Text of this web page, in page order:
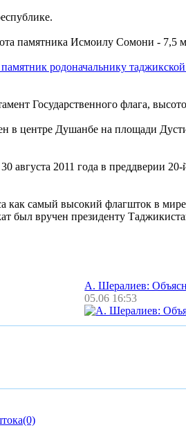
памятника Исмоилу Сомони - 7,5
Государственного флага,
центре Душанбе на площади
августа 2011 года в преддверии
самый высокий флагшток в
вручен президенту
А. Шералиев:
05.06 16:53
(0)